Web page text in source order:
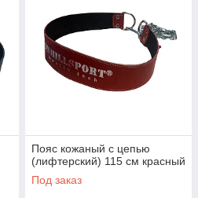
Пояс кожаный с цепью
(лифтерский) 115 см красный
Под заказ